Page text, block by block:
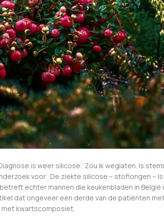
is weer silicose.’ Zou ik weglaten. Is
voor’. De ziekte silicose – stoflongen –
echter mannen die keukenbladen in
dat ongeveer een derde van de patiënten
kwartscomposiet.